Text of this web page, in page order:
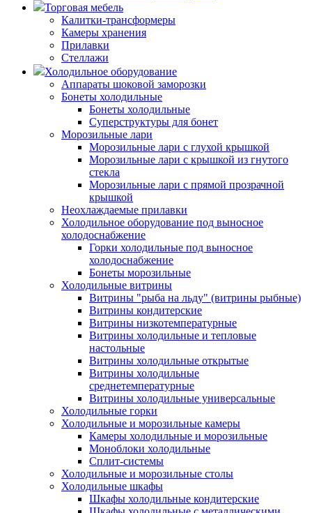
Торговая мебель
Калитки-трансформеры
Камеры хранения
Прилавки
Стеллажи
Холодильное оборудование
Аппараты шоковой заморозки
Бонеты холодильные
Бонеты холодильные
Суперструктуры для бонет
Морозильные лари
Морозильные лари с глухой крышкой
Морозильные лари с крышкой из гнутого
стекла
Морозильные лари с прямой прозрачной
крышкой
Неохлаждаемые прилавки
Холодильное оборудование под выносное
холодоснабжение
Горки холодильные под выносное
холодоснабжение
Бонеты морозильные
Холодильные витрины
Витрины "рыба на льду" (витрины рыбные)
Витрины кондитерские
Витрины низкотемпературные
Витрины холодильные и тепловые
настольные
Витрины холодильные открытые
Витрины холодильные
среднетемпературные
Витрины холодильные универсальные
Холодильные горки
Холодильные и морозильные камеры
Камеры холодильные и морозильные
Моноблоки холодильные
Сплит-системы
Холодильные и морозильные столы
Холодильные шкафы
Шкафы холодильные кондитерские